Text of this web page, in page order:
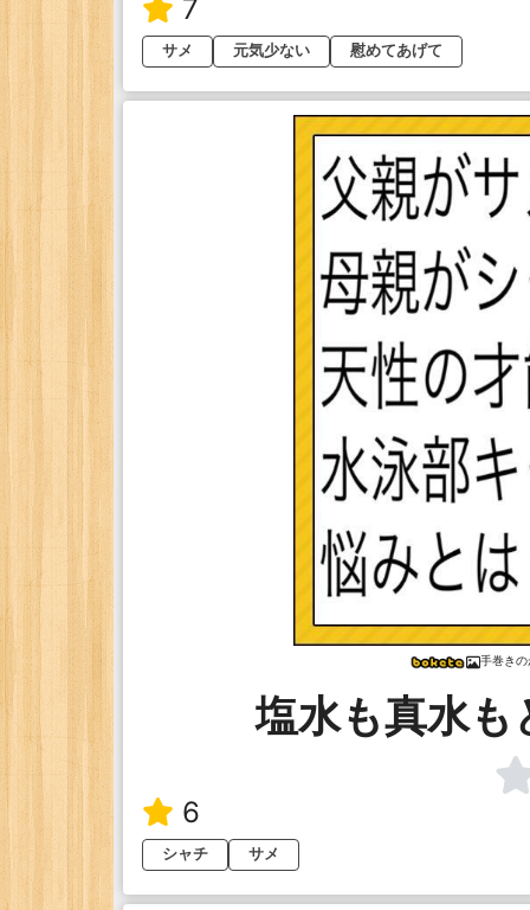
7
サメ 元気少ない 慰めてあげて
手巻き
塩水も真水
6
シャチ サメ